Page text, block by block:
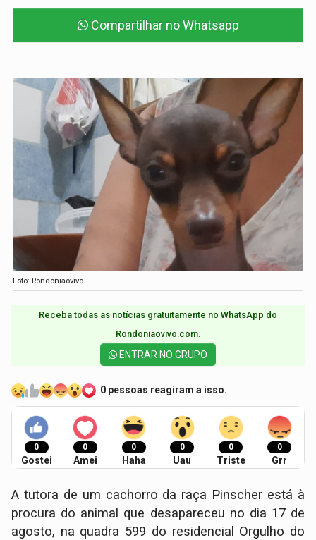
Compartilhar no Whatsapp
Foto: Rondoniaovivo
Receba todas as notícias gratuitamente no WhatsApp do
Rondoniaovivo.com.​
ENTRAR NO GRUPO
0 pessoas reagiram a isso.
0
Gostei
0
Amei
0
Haha
0
Uau
0
Triste
0
Grr
A tutora de um cachorro da raça Pinscher está à
procura do animal que desapareceu no dia 17 de
agosto, na quadra 599 do residencial Orgulho do